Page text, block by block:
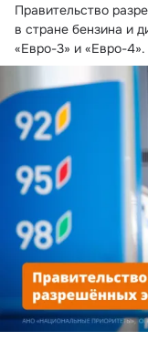
Правительство
в стране бензина и
«Евро-3» и «Евро-4».